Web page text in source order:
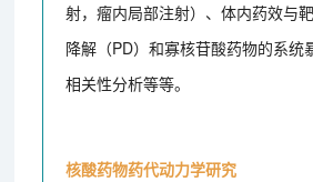
射，瘤内局部注射）、体内药效与
降解（PD）和寡核苷酸药物的系统
相关性分析等等。
核酸药物药代动力学研究